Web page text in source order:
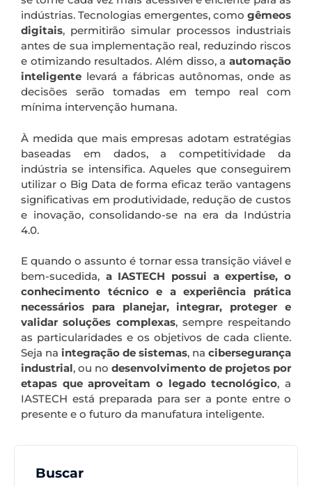
indústrias. Tecnologias emergentes, como gêmeos
digitais, permitirão simular processos industriais
antes de sua implementação real, reduzindo riscos
e otimizando resultados. Além disso, a automação
inteligente levará a fábricas autônomas, onde as
decisões serão tomadas em tempo real com
mínima intervenção humana.
À medida que mais empresas adotam estratégias
baseadas em dados, a competitividade da
indústria se intensifica. Aqueles que conseguirem
utilizar o Big Data de forma eficaz terão vantagens
significativas em produtividade, redução de custos
e inovação, consolidando-se na era da Indústria
4.0.
E quando o assunto é tornar essa transição viável e
bem-sucedida, a IASTECH possui a expertise, o
conhecimento técnico e a experiência prática
necessários para planejar, integrar, proteger e
validar soluções complexas, sempre respeitando
as particularidades e os objetivos de cada cliente.
Seja na integração de sistemas, na cibersegurança
industrial, ou no desenvolvimento de projetos por
etapas que aproveitam o legado tecnológico, a
IASTECH está preparada para ser a ponte entre o
presente e o futuro da manufatura inteligente.
Buscar